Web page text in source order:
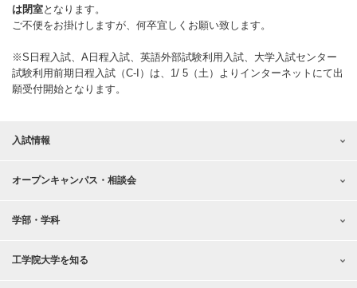
は閉室となります。
ご不便をお掛けしますが、何卒宜しくお願い致します。
※S日程入試、A日程入試、英語外部試験利用入試、大学入試センター
試験利用前期日程入試（C-I）は、1/ 5（土）よりインターネットにて出
願受付開始となります。
入試情報
オープンキャンパス・相談会
学部・学科
工学院大学を知る